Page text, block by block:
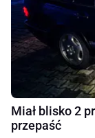
Miał blisko 2
przepaść